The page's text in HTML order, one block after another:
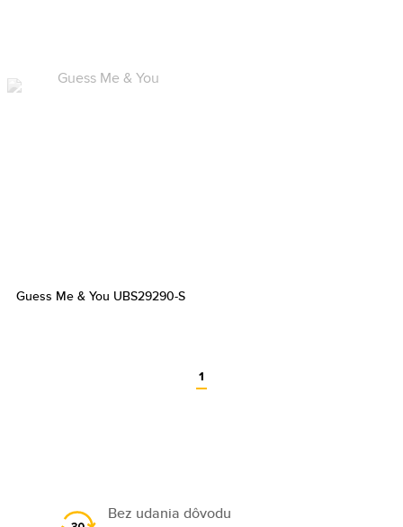
Guess Me & You UBS29290-S
1
Bez udania dôvodu